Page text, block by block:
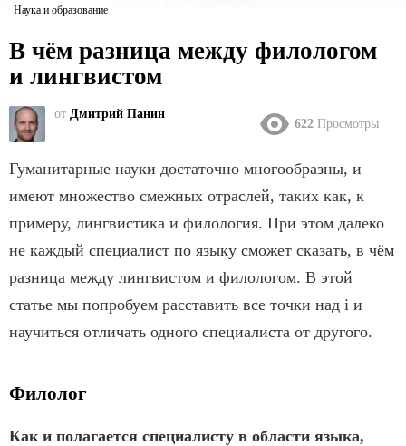
Наука и образование
В чём разница между филологом
и лингвистом
от Дмитрий Панин
622 Просмотры
Гуманитарные науки достаточно многообразны, и
имеют множество смежных отраслей, таких как, к
примеру, лингвистика и филология. При этом далеко
не каждый специалист по языку сможет сказать, в чём
разница между лингвистом и филологом. В этой
статье мы попробуем расставить все точки над i и
научиться отличать одного специалиста от другого.
Филолог
Как и полагается специалисту в области языка,